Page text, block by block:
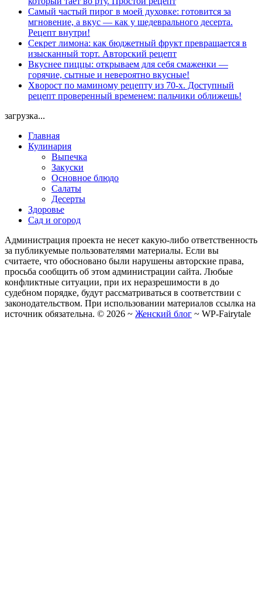
Самый частый пирог в моей духовке: готовится за
мгновение, а вкус — как у шедеврального десерта.
Рецепт внутри!
Секрет лимона: как бюджетный фрукт превращается в
изысканный торт. Авторский рецепт
Вкуснее пиццы: открываем для себя смаженки —
горячие, сытные и невероятно вкусные!
Хворост по маминому рецепту из 70-х. Доступный
рецепт проверенный временем: пальчики оближешь!
загрузка...
Главная
Кулинария
Выпечка
Закуски
Основное блюдо
Салаты
Десерты
Здоровье
Сад и огород
Администрация проекта не несет какую-либо ответственность
за публикуемые пользователями материалы. Если вы
считаете, что обосновано были нарушены авторские права,
просьба сообщить об этом администрации сайта. Любые
конфликтные ситуации, при их неразрешимости в до
судебном порядке, будут рассматриваться в соответствии с
законодательством. При использовании материалов ссылка на
источник обязательна. © 2026 ~ Женский блог ~ WP-Fairytale